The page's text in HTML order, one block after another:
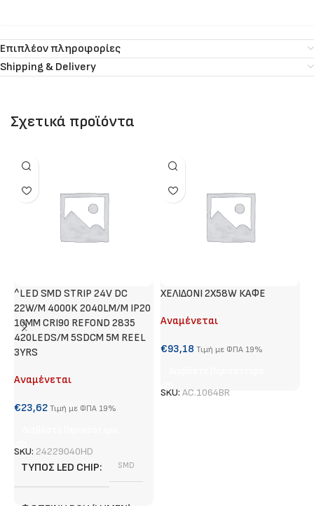
Επιπλέον πληροφορίες
Shipping & Delivery
Σχετικά προϊόντα
^LED SMD STRIP 24V DC
22W/M 4000K 2040LM/M IP20
10MM CRI90 REFOND 2835
420LEDS/M 5SDCM 5M REEL
3YRS
Αναμένεται
€23,62 Τιμή με ΦΠΑ 19%
SKU: 24229040HD
ΤΎΠΟΣ LED CHIP SMD
ΧΕΛΙΔΟΝΙ 2X58W ΚΑΦΕ
Αναμένεται
€93,18 Τιμή με ΦΠΑ 19%
SKU: AC.1064BR